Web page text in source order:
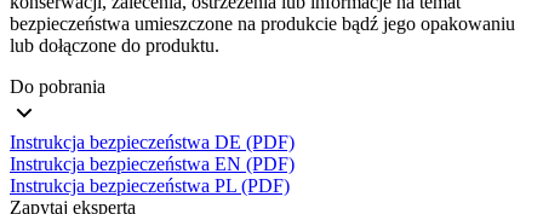
bezpieczeństwa umieszczone na produkcie bądź jego opakowaniu
lub dołączone do produktu.
Do pobrania
Instrukcja bezpieczeństwa DE (PDF)
Instrukcja bezpieczeństwa EN (PDF)
Instrukcja bezpieczeństwa PL (PDF)
Zapytaj eksperta